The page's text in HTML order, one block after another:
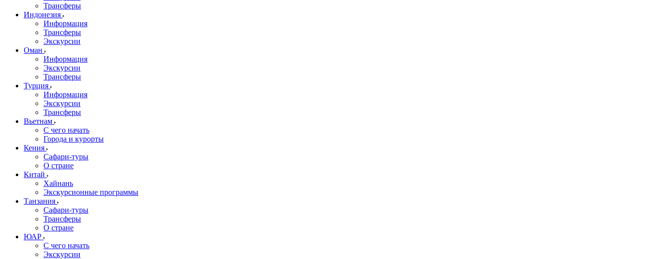
Трансферы
Индонезия
Информация
Трансферы
Экскурсии
Оман
Информация
Экскурсии
Трансферы
Турция
Информация
Экскурсии
Трансферы
Вьетнам
С чего начать
Города и курорты
Кения
Сафари-туры
О стране
Китай
Хайнань
Экскурсионные программы
Танзания
Сафари-туры
Трансферы
О стране
ЮАР
С чего начать
Экскурсии